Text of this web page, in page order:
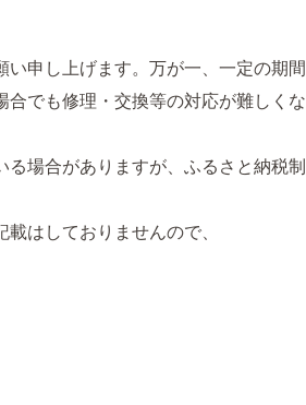
い申し上げます。万が一、一定の期間
でも修理・交換等の対応が難しくな
場合がありますが、ふるさと納税制
はしておりませんので、